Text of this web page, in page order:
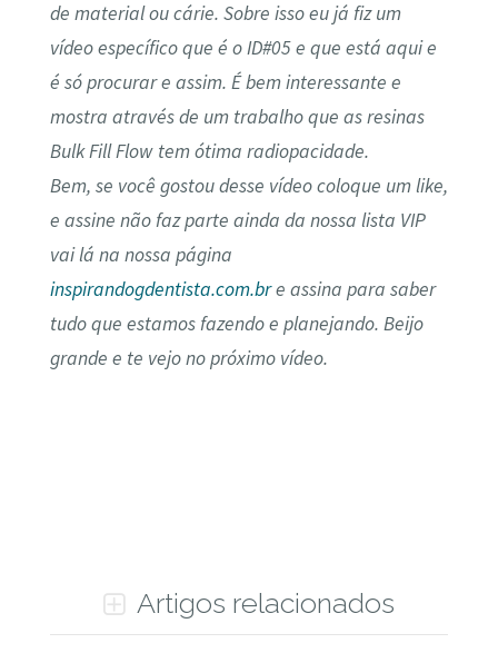
de material ou cárie. Sobre isso eu já fiz um
vídeo específico que é o ID#05 e que está aqui e
é só procurar e assim. É bem interessante e
mostra através de um trabalho que as resinas
Bulk Fill Flow tem ótima radiopacidade.
Bem, se você gostou desse vídeo coloque um like,
e assine não faz parte ainda da nossa lista VIP
vai lá na nossa página
inspirandogdentista.com.bre assina para saber
tudo que estamos fazendo e planejando. Beijo
grande e te vejo no próximo vídeo.
Artigos relacionados